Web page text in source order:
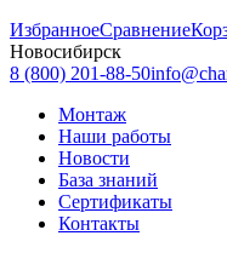
ИзбранноеСравнение
Новосибирск
8 (800) 201-88-50
Монтаж
Наши работы
Новости
База знаний
Сертификаты
Контакты